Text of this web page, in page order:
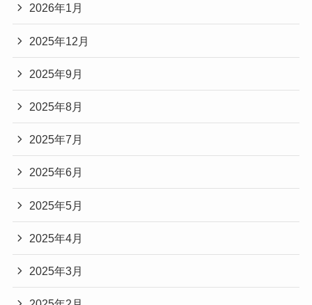
2026年1月
2025年12月
2025年9月
2025年8月
2025年7月
2025年6月
2025年5月
2025年4月
2025年3月